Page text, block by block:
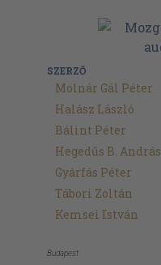
SZERZŐ
Molnár Gál Péter
Halász László
Bálint Péter
Hegedűs B. András
Gyárfás Péter
Tábori Zoltán
Kemsei István
Budapest